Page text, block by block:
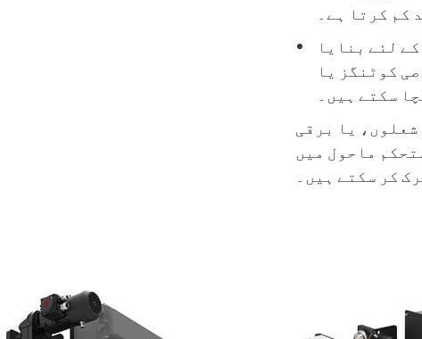
کم کرتا ہے۔
لئے بنایا
کوٹنگز یا
سکتے ہیں۔
یا برقی
ماحول میں
کر سکتے ہیں۔